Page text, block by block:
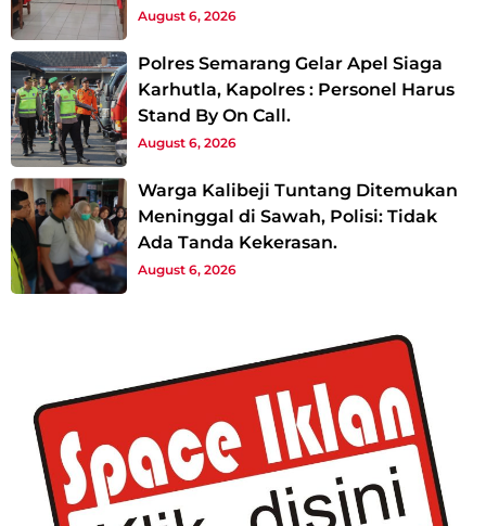
August 6, 2026
Polres Semarang Gelar Apel Siaga
Karhutla, Kapolres : Personel Harus
Stand By On Call.
August 6, 2026
Warga Kalibeji Tuntang Ditemukan
Meninggal di Sawah, Polisi: Tidak
Ada Tanda Kekerasan.
August 6, 2026